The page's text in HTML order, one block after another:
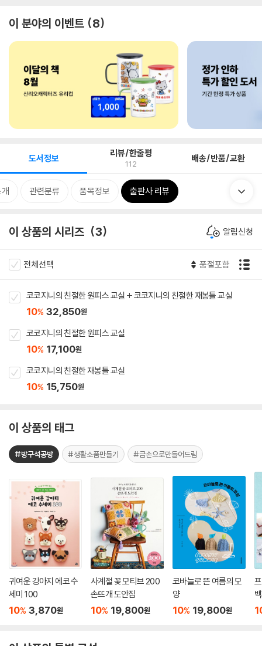
이 분야의 이벤트 8
도서정보 리뷰/한줄평
112 배송/반품/교환
관련분류 품목정보 출판사 리뷰
이 상품의 시리즈 3 알림신청
전체선택 품절포함
코코지니의 친절한 원피스 교실 + 코코지니의 친절한 재봉틀 교실
10% 32,850원
코코지니의 친절한 원피스 교실
10% 17,100원
코코지니의 친절한 재봉틀 교실
10% 15,750원
이 상품의 태그
#방구석공방 #생활소품만들기 #금손으로만들어드림
귀여운 강아지 에코 수
세미 100
10% 3,870원
사계절 꽃 모티브 200
손뜨개 도안집
10% 19,800원
코바늘로 뜬 여름의 모
양
10% 19,800원